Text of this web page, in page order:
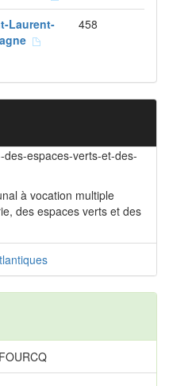
Laurent-
458
espaces-verts-et-des-
à vocation multiple
des espaces verts et des